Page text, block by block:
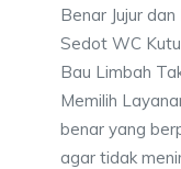
Benar Jujur
Sedot WC
Bau Limbah
Memilih
benar yang
agar tidak